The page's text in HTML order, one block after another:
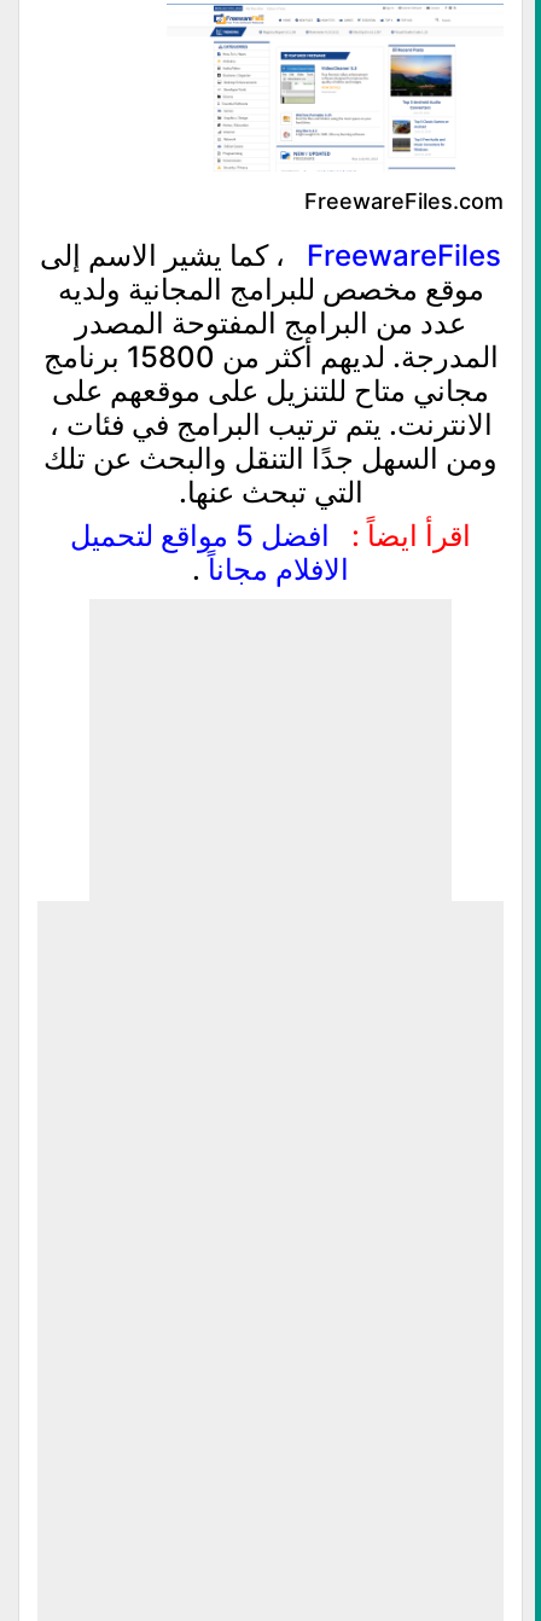
FreewareFiles.com
FreewareFiles
، كما يشير الاسم إلى
موقع مخصص للبرامج المجانية ولديه
عدد من البرامج المفتوحة المصدر
المدرجة. لديهم أكثر من 15800 برنامج
مجاني متاح للتنزيل على موقعهم على
الانترنت. يتم ترتيب البرامج في فئات ،
ومن السهل جدًا التنقل والبحث عن تلك
التي تبحث عنها.
اقرأ ايضاً :
افضل 5 مواقع لتحميل
الافلام مجاناً.